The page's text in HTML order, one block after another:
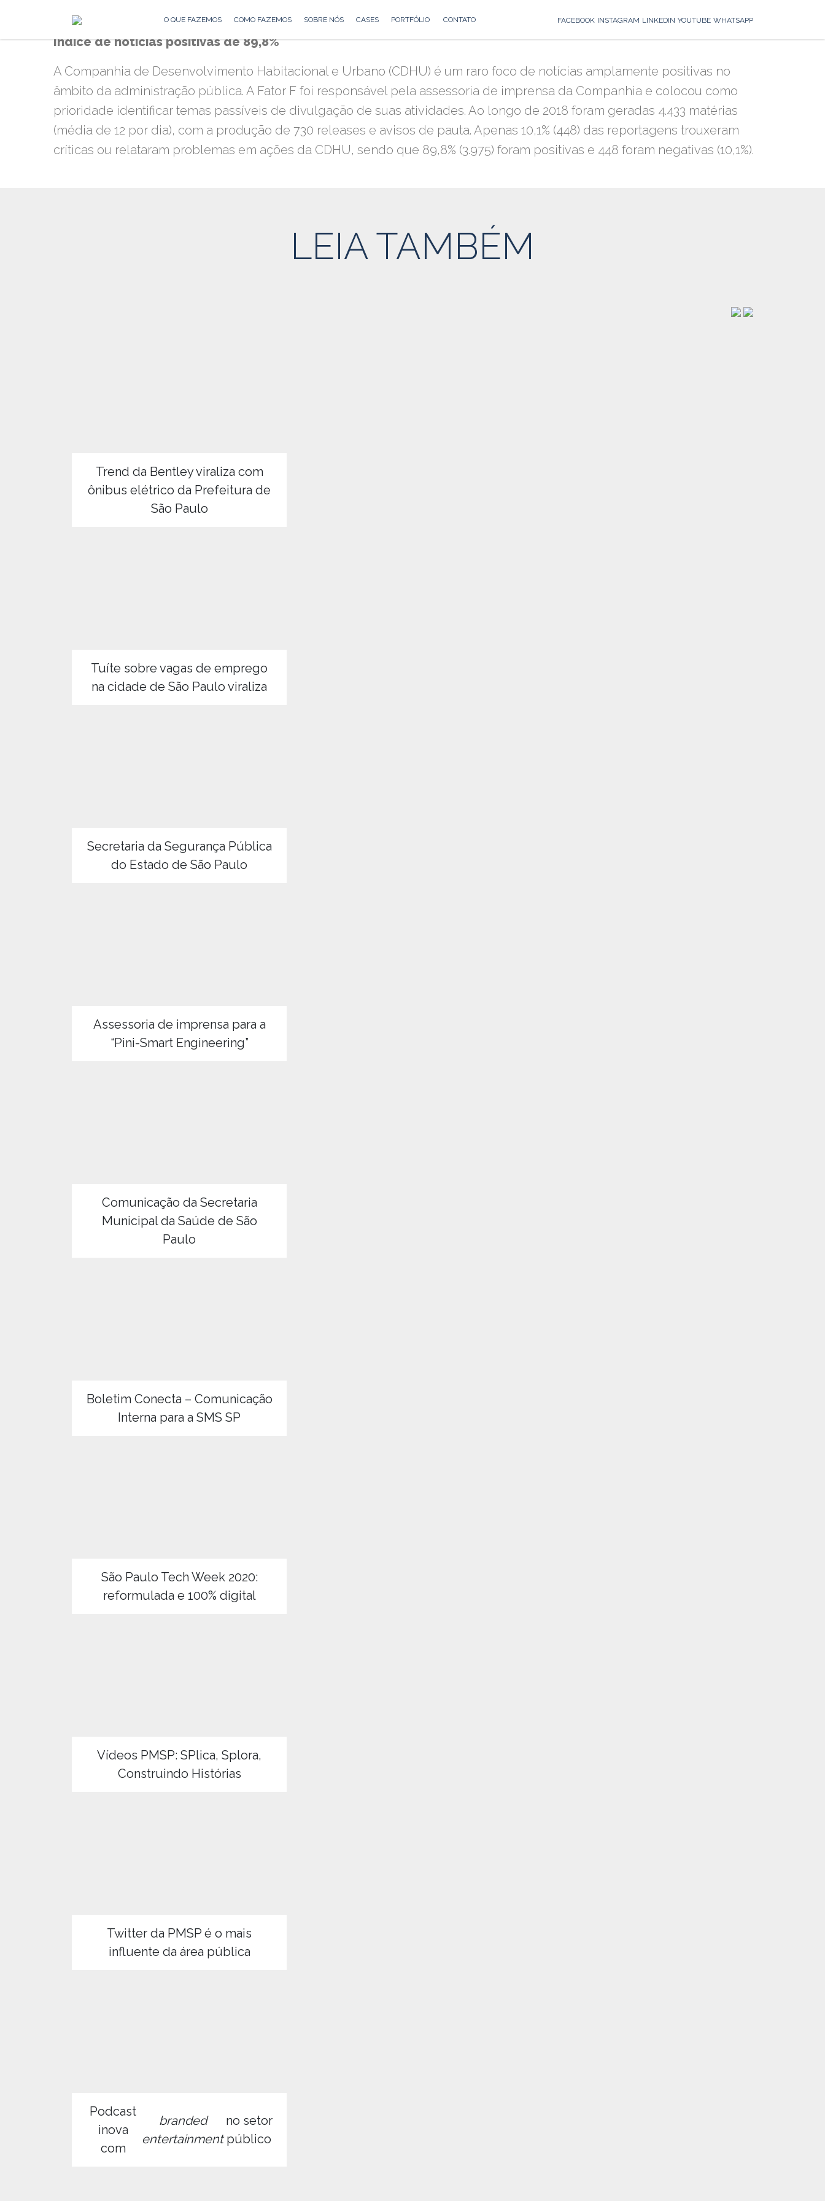
O QUE FAZEMOS COMO FAZEMOS SOBRE NÓS CASES PORTFÓLIO CONTATO FACEBOOK INSTAGRAM LINKEDIN YOUTUBE WHATSAPP
Índice de notícias positivas de 89,8%
A Companhia de Desenvolvimento Habitacional e Urbano (CDHU) é um raro foco de notícias amplamente positivas no
âmbito da administração pública. A Fator F foi responsável pela assessoria de imprensa da Companhia e colocou como
prioridade identificar temas passíveis de divulgação de suas atividades. Ao longo de 2018 foram geradas 4.433 matérias
(média de 12 por dia), com a produção de 730 releases e avisos de pauta. Apenas 10,1% (448) das reportagens trouxeram
críticas ou relataram problemas em ações da CDHU, sendo que 89,8% (3.975) foram positivas e 448 foram negativas (10,1%).
LEIA TAMBÉM
Trend da Bentley viraliza com
ônibus elétrico da Prefeitura de
São Paulo
Tuíte sobre vagas de emprego
na cidade de São Paulo viraliza
Secretaria da Segurança Pública
do Estado de São Paulo
Assessoria de imprensa para a
“Pini-Smart Engineering”
Comunicação da Secretaria
Municipal da Saúde de São
Paulo
Boletim Conecta – Comunicação
Interna para a SMS SP
São Paulo Tech Week 2020:
reformulada e 100% digital
Vídeos PMSP: SPlica, Splora,
Construindo Histórias
Twitter da PMSP é o mais
influente da área pública
Podcast
inova
com
branded
entertainment
no setor
público